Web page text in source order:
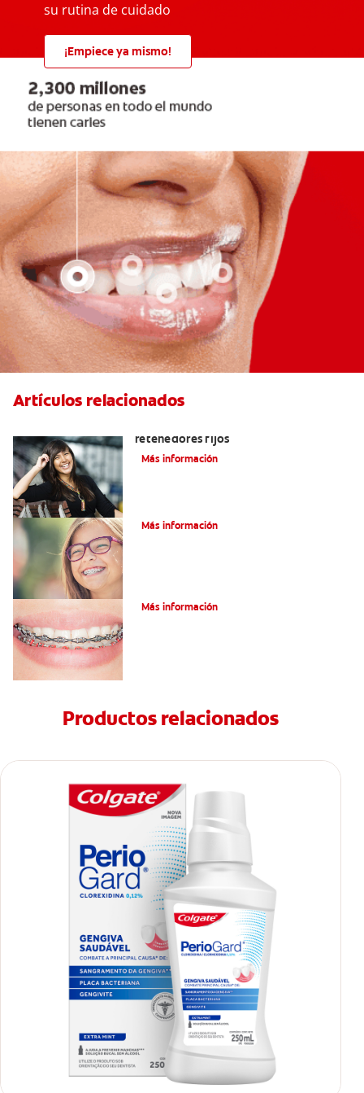
su rutina de cuidado
¡Empiece ya mismo!
Artículos relacionados
retenedores fijos
Más información
Más información
Más información
Productos relacionados